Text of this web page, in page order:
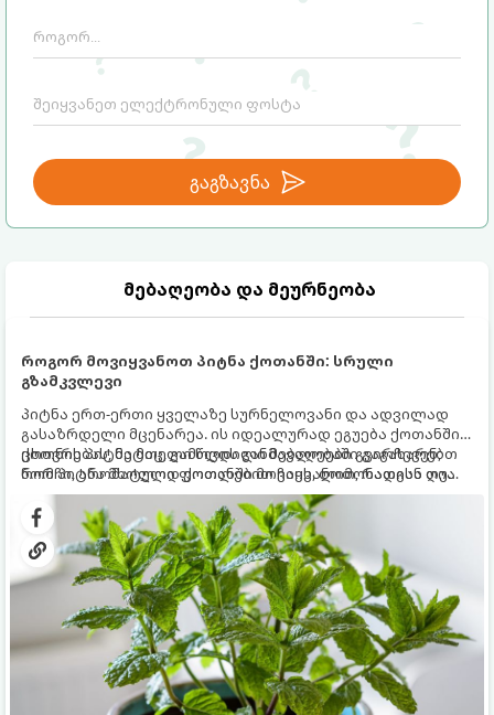
გაგზავნა
მებაღეობა და მეურნეობა
როგორ მოვიყვანოთ პიტნა ქოთანში: სრული
გზამკვლევი
პიტნა ერთ-ერთი ყველაზე სურნელოვანი და ადვილად
გასაზრდელი მცენარეა. ის იდეალურად ეგუება ქოთანში
ცხოვრებას, მეტიც, გამოცდილი მებაღეები გვირჩევენ,
რომ პიტნა მხოლოდ ქოთანში მოვიყვანოთ, რადგან ღია
გრუნტში (ბაღში) დარგვისას ის ფესვებით ძალიან
სწრაფად ვრცელდება და სხვა მცენარეებს ავიწროებს.
ქოთნის პიტნა მთელი წლის განმავლობაში გაგახარებთ
ნორჩი, არომატული ფოთლებით ჩაის, ლიმონათისა თუ
კერძებისთვის.